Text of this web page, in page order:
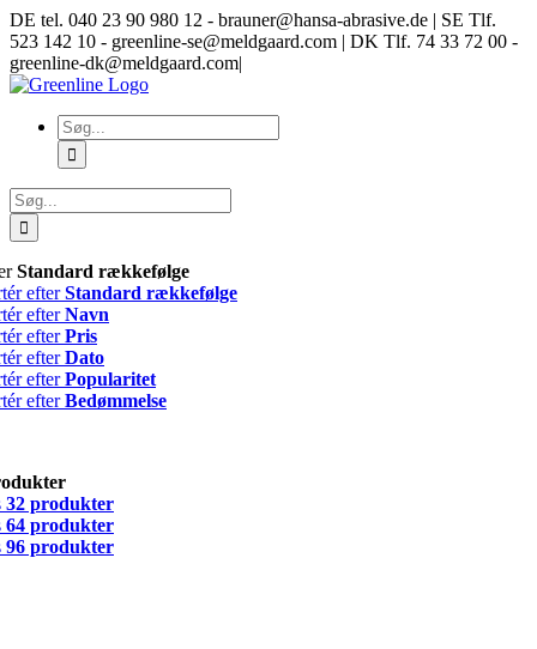
Skip
to
content
DE tel. 040 23 90 980 12 - brauner@hansa-abrasive.de | SE Tlf.
523 142 10 - greenline-se@meldgaard.com | DK Tlf. 74 33 72 00 -
greenline-dk@meldgaard.com|
Søg
efter:
Søg
efter:
Standard rækkefølge
efterStandard rækkefølge
efterNavn
efterPris
efterDato
efterPopularitet
efterBedømmelse
32 produkter
64 produkter
96 produkter